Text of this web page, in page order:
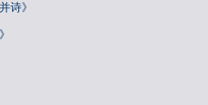
诗》